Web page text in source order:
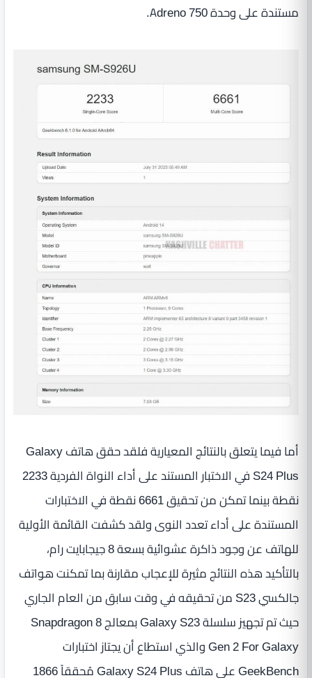
مستندة على وحدة Adreno 750.
أما فيما يتعلق بالنتائج المعيارية فلقد حقق هاتف Galaxy
S24 Plus في الاختبار المستند على أداء النواة الفردية 2233
نقطة بينما تمكن من تحقيق 6661 نقطة في الاختبارات
المستندة على أداء تعدد النوى ولقد كشفت القائمة الأولية
للهاتف عن وجود ذاكرة عشوائية بسعة 8 جيجابايت رام،
بالتأكيد هذه النتائج مثيرة للإعجاب مقارنة بما تمكنت هواتف
جالكسي S23 من تحقيقه في وقت سابق من العام الجاري
حيث تم تجهيز سلسلة Galaxy S23 بمعالج Snapdragon 8
Gen 2 For Galaxy والذي استطاع أن يجتاز اختبارات
GeekBench على هاتف Galaxy S24 Plus مُحققاً 1866